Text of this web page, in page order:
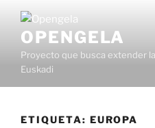
OPENGELA
Proyecto que busca extender
Euskadi
ETIQUETA: EUROPA